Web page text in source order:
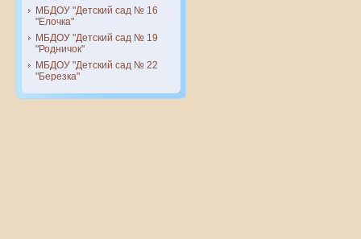
МБДОУ "Детский сад № 16
"Елочка"
МБДОУ "Детский сад № 19
"Родничок"
МБДОУ "Детский сад № 22
"Березка"